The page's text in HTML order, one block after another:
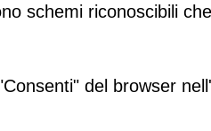
schemi riconoscibili
del browser